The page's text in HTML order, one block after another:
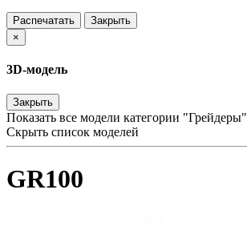
Распечатать
Закрыть
×
3D-модель
Закрыть
Показать все модели категории "Грейдеры"
Скрыть список моделей
GR100